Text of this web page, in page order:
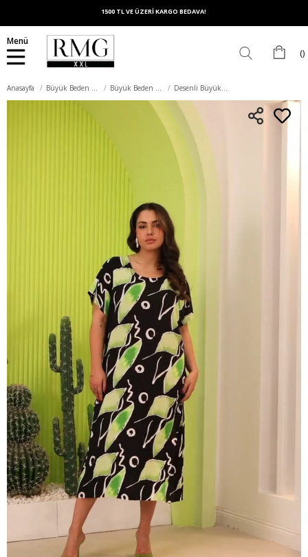
1500 TL VE ÜZERİ KARGO BEDAVA!
Menü
Anasayfa Büyük Beden Elbise Büyük Beden Günlük Elbise Desenli Büyük Beden Günlük Yeşil Elbise